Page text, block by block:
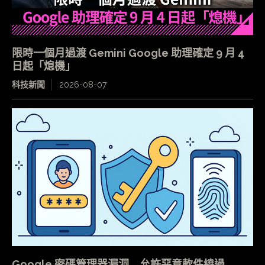
限時一個月過渡 Gemini Google 助理確定 9 月 4
日起「熄機」
科技新聞 2026-08-07